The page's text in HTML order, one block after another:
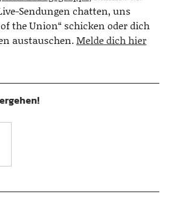
Sendungen chatten, uns
the Union“ schicken oder dich
austauschen.Melde dich hier